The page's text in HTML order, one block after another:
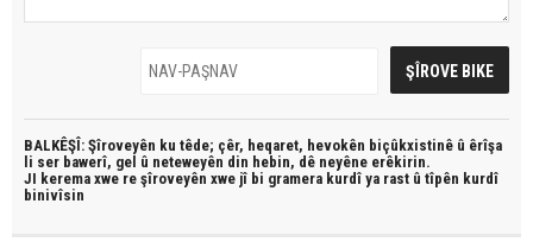
BALKÊŞÎ: Şîroveyên ku têde; çêr, heqaret, hevokên biçûkxistinê û êrîşa
li ser bawerî, gel û neteweyên din hebin, dê neyêne erêkirin.
JI kerema xwe re şîroveyên xwe jî bi gramera kurdî ya rast û tîpên kurdî
binivîsin